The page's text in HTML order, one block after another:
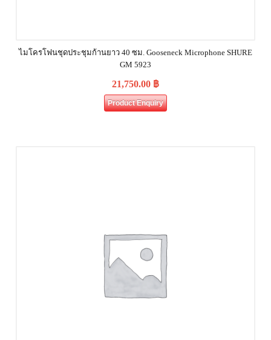
ไมโครโฟนชุดประชุมก้านยาว 40 ซม. Gooseneck Microphone SHURE
GM 5923
21,750.00 ฿
Product Enquiry